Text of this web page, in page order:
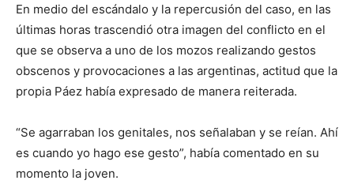
En medio del escándalo y la repercusión del caso, en las
últimas horas trascendió otra imagen del conflicto en el
que se observa a uno de los mozos realizando gestos
obscenos y provocaciones a las argentinas, actitud que la
propia Páez había expresado de manera reiterada.
“Se agarraban los genitales, nos señalaban y se reían. Ahí
es cuando yo hago ese gesto”, había comentado en su
momento la joven.